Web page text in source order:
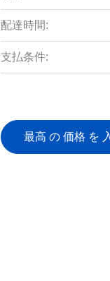
配達時間:
支払条件:
最高 の 価格 を